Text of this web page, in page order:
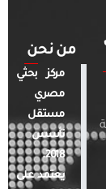
من نحن
مركز بحثي
مصري
مستقل
تأسس
2018.
يعتمد على